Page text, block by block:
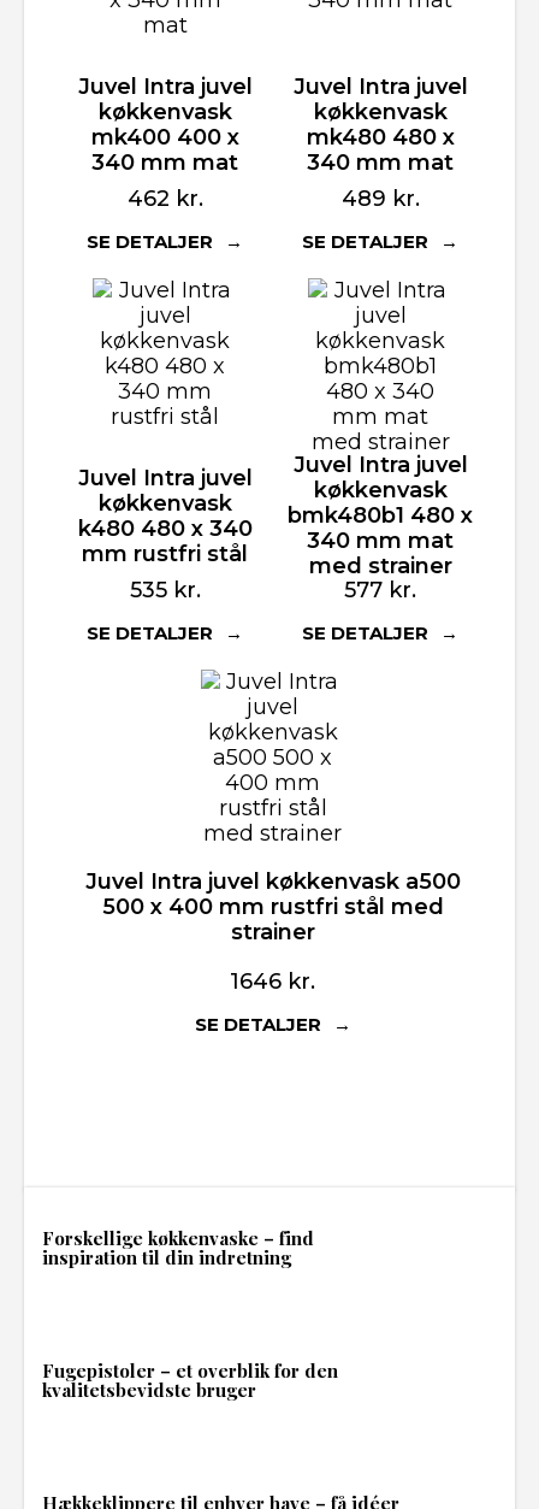
Juvel Intra juvel
køkkenvask
mk400 400 x
340 mm mat
462 kr.
SE DETALJER
Juvel Intra juvel
køkkenvask
mk480 480 x
340 mm mat
489 kr.
SE DETALJER
Juvel Intra juvel
køkkenvask
k480 480 x 340
mm rustfri stål
535 kr.
SE DETALJER
Juvel Intra juvel
køkkenvask
bmk480b1 480 x
340 mm mat
med strainer
577 kr.
SE DETALJER
Juvel Intra juvel køkkenvask a500
500 x 400 mm rustfri stål med
strainer
1646 kr.
SE DETALJER
Forskellige køkkenvaske – find
inspiration til din indretning
Fugepistoler – et overblik for den
kvalitetsbevidste bruger
Hækkeklippere til enhver have – få idéer